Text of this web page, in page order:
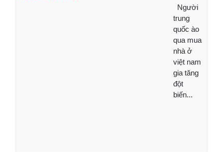
Người
trung
quốc ào
qua mua
nhà ở
việt nam
gia tăng
đột
biến...